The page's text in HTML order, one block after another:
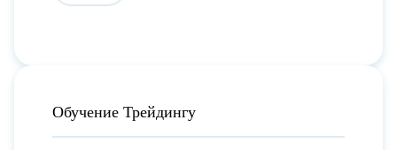
Обучение Трейдингу